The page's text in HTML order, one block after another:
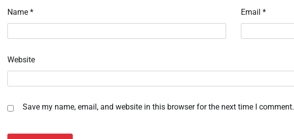
Name * Email *
Website
Save my name, email, and website in this browser for the next time I comment.